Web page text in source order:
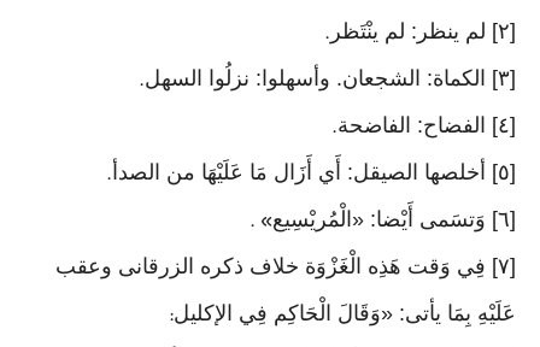
[٢] لم ينظر: لم ينْتَظر .
[٣] الكماة: الشجعان. وأسهلوا: نزلُوا السهل .
[٤] الفضاح: الفاضحة .
[٥] أخلصها الصيقل: أَي أَزَال مَا عَلَيْهَا من الصدأ .
[٦] وَتسَمى أَيْضا: «الْمُريْسِيع » .
[٧] فِي وَقت هَذِه الْغَزْوَة خلاف ذكره الزرقانى وعقب
عَلَيْهِ بِمَا يأتى: «وَقَالَ الْحَاكِم فِي الإكليل: